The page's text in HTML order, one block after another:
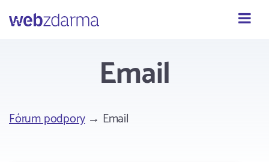
Webzdarma
Email
Fórum podpory→ Email